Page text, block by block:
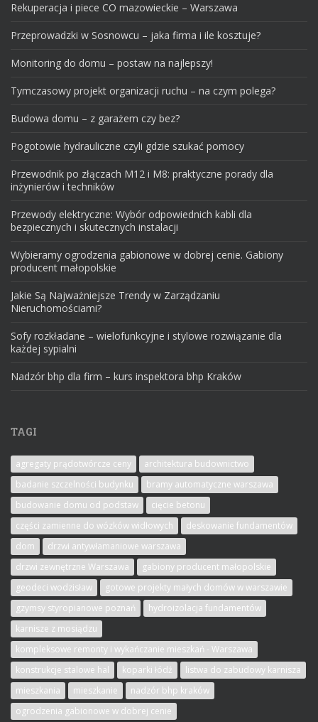
Rekuperacja i piece CO mazowieckie – Warszawa
Przeprowadzki w Sosnowcu – jaka firma i ile kosztuje?
Monitoring do domu – postaw na najlepszy!
Tymczasowy projekt organizacji ruchu – na czym polega?
Budowa domu – z garażem czy bez?
Pogotowie hydrauliczne czyli gdzie szukać pomocy
Przewodnik po złączach M12 i M8: praktyczne porady dla
inżynierów i techników
Przewody elektryczne: Wybór odpowiednich kabli dla
bezpiecznych i skutecznych instalacji
Wybieramy ogrodzenia gabionowe w dobrej cenie. Gabiony
producent małopolskie
Jakie Są Najważniejsze Trendy w Zarządzaniu
Nieruchomościami?
Sofy rozkładane – wielofunkcyjne i stylowe rozwiązanie dla
każdej sypialni
Nadzór bhp dla firm – kurs inspektora bhp Kraków
TAGI
agregaty prądotwórcze ceny
architektura budownictwo
badanie szczelności budynku
bramy automatyczne warszawa
budowanie domu od podstaw
cięcie betonu
części zamienne do wózków widłowych
deskowanie fundamentów
dom
drzwi antywłamaniowe warszawa
drzwi zewnętrzne Warszawa
gabiony producent małopolskie
geodeci wodzisław
gotowe projekty małych domów w warszawie
gzymsy styropianowe poznań
hydroizolacja fundamentów
karnisze z mosiądzu
kompleksowe remonty i wykańczanie mieszkań - Warszawa
konstrukcje stalowe hal
koparki łódź
listwa do zabudowy karnisza
mieszkania
mieszkanie
nadzór bhp kraków
ogrodzenia gabionowe w dobrej cenie